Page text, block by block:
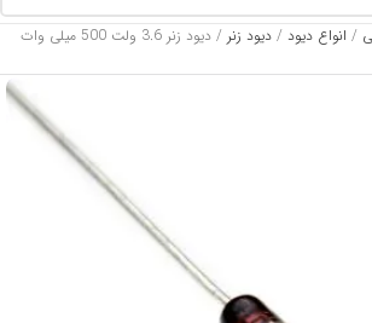
/ انواع دیود / دیود زنر / دیود زنر 3.6 ولت 500 میلی وات